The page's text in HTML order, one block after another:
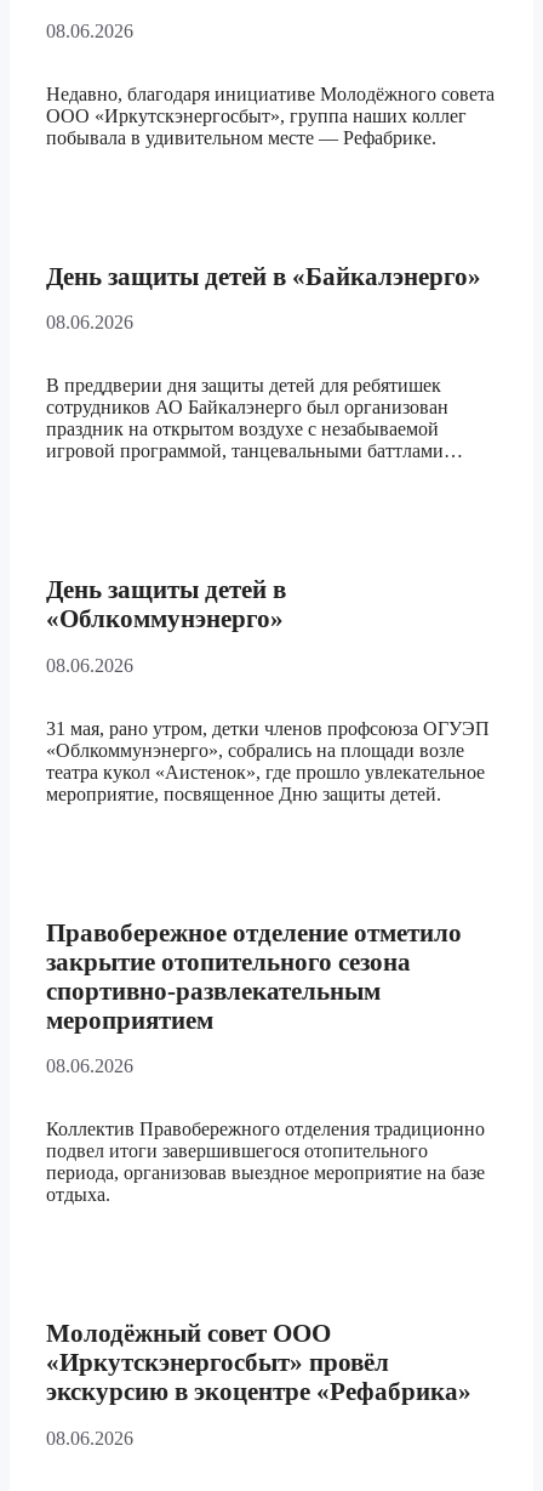
08.06.2026
Недавно, благодаря инициативе Молодёжного совета
ООО «Иркутскэнергосбыт», группа наших коллег
побывала в удивительном месте — Рефабрике.
День защиты детей в «Байкалэнерго»
08.06.2026
В преддверии дня защиты детей для ребятишек
сотрудников АО Байкалэнерго был организован
праздник на открытом воздухе с незабываемой
игровой программой, танцевальными баттлами…
День защиты детей в
«Облкоммунэнерго»
08.06.2026
31 мая, рано утром, детки членов профсоюза ОГУЭП
«Облкоммунэнерго», собрались на площади возле
театра кукол «Аистенок», где прошло увлекательное
мероприятие, посвященное Дню защиты детей.
Правобережное отделение отметило
закрытие отопительного сезона
спортивно-развлекательным
мероприятием
08.06.2026
Коллектив Правобережного отделения традиционно
подвел итоги завершившегося отопительного
периода, организовав выездное мероприятие на базе
отдыха.
Молодёжный совет ООО
«Иркутскэнергосбыт» провёл
экскурсию в экоцентре «Рефабрика»
08.06.2026